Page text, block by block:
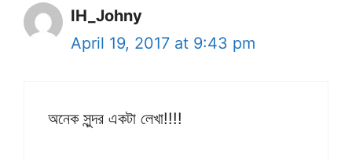
IH_Johny
April 19, 2017 at 9:43 pm
অনেক সুন্দর একটা লেখা!!!!